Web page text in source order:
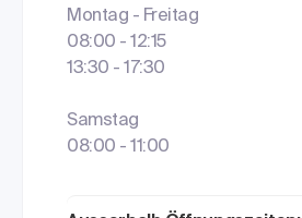
Montag - Freitag
08:00 - 12:15
13:30 - 17:30
Samstag
08:00 - 11:00